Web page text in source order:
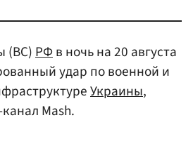
(ВС) РФв ночь на 20 августа
удар по военной и
Украины,
Mash.